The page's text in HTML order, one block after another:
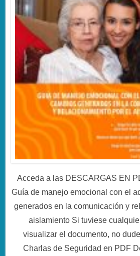
Acceda a las DESCARGAS EN
Guía de manejo emocional con el
generados en la comunicación y
aislamiento Si tuviese
visualizar el documento, no
Charlas de Seguridad en PDF